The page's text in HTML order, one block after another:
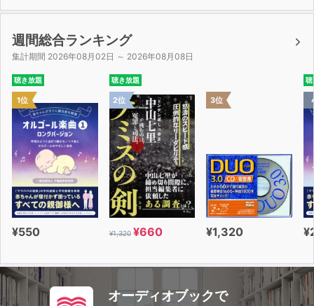
週間総合ランキング
集計期間 2026年08月02日 ～ 2026年08月08日
聴き放題
1位
¥550
聴き放題
2位
¥1,320 ¥660
3位
¥1,320
聴
オーディオブックで